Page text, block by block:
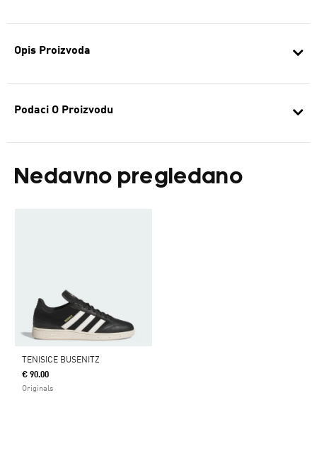
Opis Proizvoda
Podaci O Proizvodu
Nedavno pregledano
TENISICE BUSENITZ
€ 90.00
Originals